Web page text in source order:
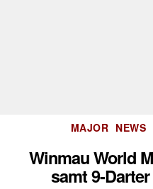
MAJOR NEWS
Winmau World
samt 9-